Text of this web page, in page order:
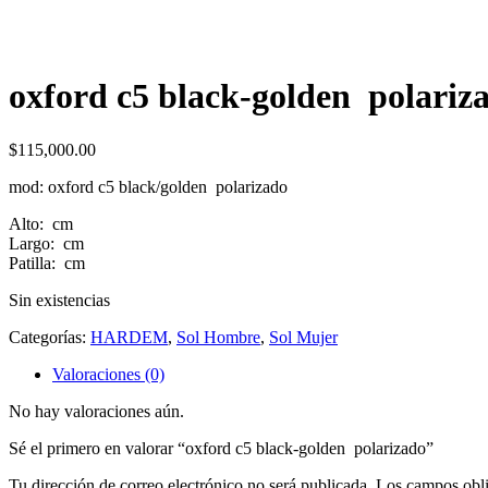
oxford c5 black-golden
$115,000.00
mod: oxford c5 black/golden polarizado
Alto: cm
Largo: cm
Patilla: cm
Sin existencias
Categorías: HARDEM, Sol Hombre, Sol Mujer
Valoraciones (0)
No hay valoraciones aún.
Sé el primero en valorar “oxford c5 black-golden polarizado”